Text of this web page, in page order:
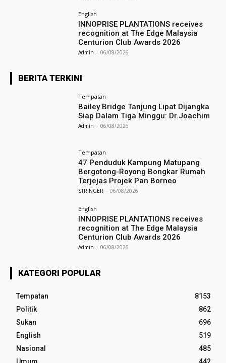
English
INNOPRISE PLANTATIONS receives
recognition at The Edge Malaysia
Centurion Club Awards 2026
Admin - 06/08/2026
BERITA TERKINI
Tempatan
Bailey Bridge Tanjung Lipat Dijangka
Siap Dalam Tiga Minggu: Dr.Joachim
Admin - 06/08/2026
Tempatan
47 Penduduk Kampung Matupang
Bergotong-Royong Bongkar Rumah
Terjejas Projek Pan Borneo
STRINGER - 06/08/2026
English
INNOPRISE PLANTATIONS receives
recognition at The Edge Malaysia
Centurion Club Awards 2026
Admin - 06/08/2026
KATEGORI POPULAR
Tempatan
8153
Politik
862
Sukan
696
English
519
Nasional
485